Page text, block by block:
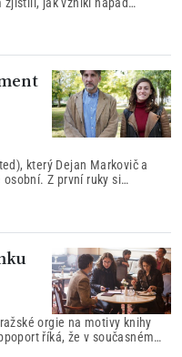
animací a jehož natáčení
který Dejan Markovič a
Z první ruky si
orgie na motivy knihy
říká, že v současném